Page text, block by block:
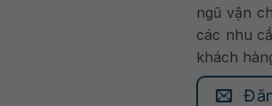
ngũ vận
các nhu
khách